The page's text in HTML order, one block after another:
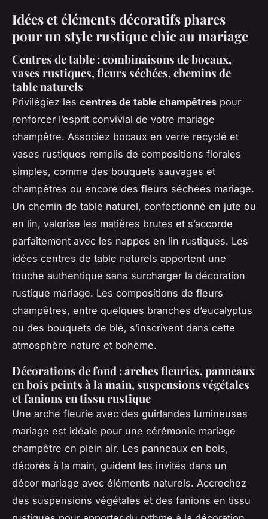
Idées et éléments décoratifs phares
pour un style rustique chic au mariage
Centres de table : combinaisons de bocaux,
vases rustiques, fleurs séchées, chemins de
table naturels
Privilégiez les centres de table champêtres pour
renforcer l’esprit convivial de votre mariage
champêtre. Associez bocaux en verre recyclé et
vases rustiques remplis de compositions florales
simples, comme des bouquets sauvages et
champêtres ou encore des fleurs séchées mariage.
Un chemin de table naturel, confectionné en jute ou
en lin, valorise les matières brutes et s’accorde
parfaitement avec les nappes en lin rustiques. Les
idées centres de table naturels apportent une
touche authentique sans surcharger la décoration
rustique mariage. Les compositions de fleurs
champêtres, entre quelques branches d’eucalyptus
ou des bouquets de blé, s’inscrivent dans cette
atmosphère nature et bohème.
Décorations de fond : arches fleuries, panneaux
en bois peints à la main, suspensions végétales
et fanions en tissu rustique
Une arche fleurie avec des guirlandes lumineuses
mariage est idéale pour une cérémonie mariage
champêtre en plein air. Les panneaux en bois,
décorés à la main, guident les invités dans un
décor mariage avec éléments naturels. Accrochez
des suspensions végétales et des fanions en tissu